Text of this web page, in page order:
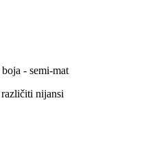
- semi-mat
nijansi